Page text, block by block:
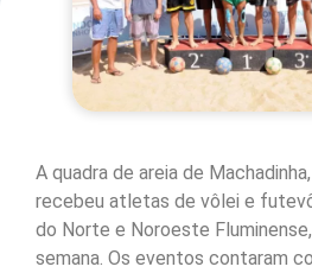
A quadra de areia de
recebeu atletas de vôlei e
do Norte e Noroeste
semana. Os eventos contaram